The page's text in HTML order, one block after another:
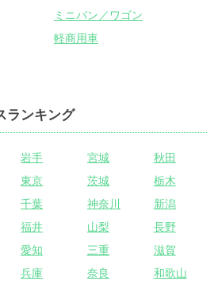
ミニバン／ワゴン
軽商用車
ランキング
岩手 宮城
秋田
東京 茨城
栃木
千葉 神奈川
新潟
福井 山梨
長野
愛知 三重
滋賀
兵庫 奈良
和歌山